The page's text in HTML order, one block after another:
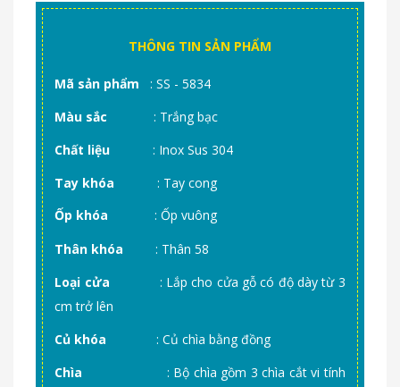
THÔNG TIN SẢN PHẨM
Mã sản phẩm : SS - 5834
Màu sắc : Trắng bạc
Chất liệu : Inox Sus 304
Tay khóa : Tay cong
Ốp khóa : Ốp vuông
Thân khóa : Thân 58
Loại cửa : Lắp cho cửa gỗ có độ dày từ 3
cm trở lên
Củ khóa : Củ chìa bằng đồng
Chìa
: Bộ chìa gồm 3 chìa cắt vi tính